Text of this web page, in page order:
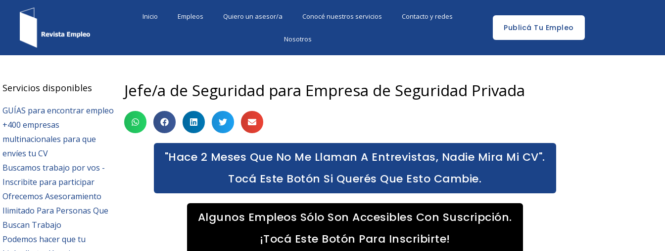
Inicio Empleos Quiero un asesor/a Conocé nuestros servicios Contacto y redes
Nosotros
Publicá Tu Empleo
Servicios disponibles
GUÍAS para encontrar empleo
+400 empresas
multinacionales para que
envíes tu CV
Buscamos trabajo por vos -
Inscribite para participar
Ofrecemos Asesoramiento
Ilimitado Para Personas Que
Buscan Trabajo
Podemos hacer que tu
Jefe/a de Seguridad para Empresa de Seguridad Privada
"Hace 2 Meses Que No Me Llaman A Entrevistas, Nadie Mira Mi CV".
Tocá Este Botón Si Querés Que Esto Cambie.
Algunos Empleos Sólo Son Accesibles Con Suscripción.
¡Tocá Este Botón Para Inscribirte!